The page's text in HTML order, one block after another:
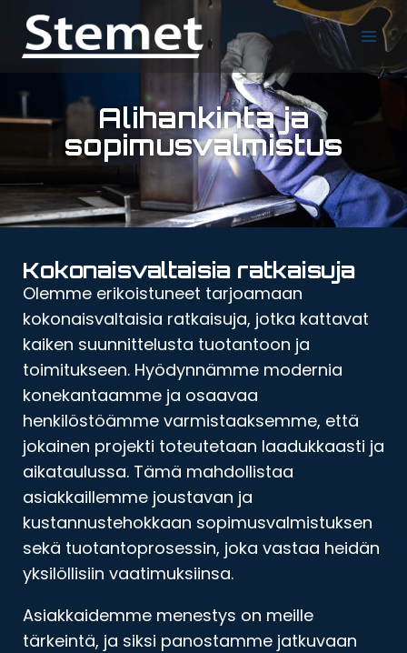
Alihankinta ja
sopimusvalmistus
Kokonaisvaltaisia ratkaisuja
Olemme erikoistuneet tarjoamaan
kokonaisvaltaisia ratkaisuja, jotka kattavat
kaiken suunnittelusta tuotantoon ja
toimitukseen. Hyödynnämme modernia
konekantaamme ja osaavaa
henkilöstöämme varmistaaksemme, että
jokainen projekti toteutetaan laadukkaasti ja
aikataulussa. Tämä mahdollistaa
asiakkaillemme joustavan ja
kustannustehokkaan sopimusvalmistuksen
sekä tuotantoprosessin, joka vastaa heidän
yksilöllisiin vaatimuksiinsa.
Asiakkaidemme menestys on meille
tärkeintä, ja siksi panostamme jatkuvaan